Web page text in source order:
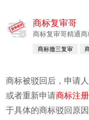
v
商标复审哥
商标复审哥精通
商标撤三复审
商标被驳回后，申请
或者重新申请商标注册
于具体的商标驳回原